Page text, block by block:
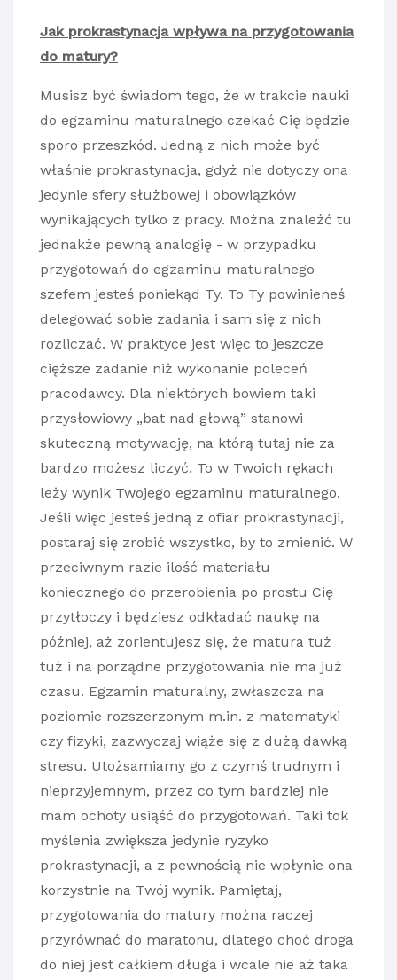
Jak prokrastynacja wpływa na przygotowania
do matury?
Musisz być świadom tego, że w trakcie nauki
do egzaminu maturalnego czekać Cię będzie
sporo przeszkód. Jedną z nich może być
właśnie prokrastynacja, gdyż nie dotyczy ona
jedynie sfery służbowej i obowiązków
wynikających tylko z pracy. Można znaleźć tu
jednakże pewną analogię - w przypadku
przygotowań do egzaminu maturalnego
szefem jesteś poniekąd Ty. To Ty powinieneś
delegować sobie zadania i sam się z nich
rozliczać. W praktyce jest więc to jeszcze
cięższe zadanie niż wykonanie poleceń
pracodawcy. Dla niektórych bowiem taki
przysłowiowy „bat nad głową” stanowi
skuteczną motywację, na którą tutaj nie za
bardzo możesz liczyć. To w Twoich rękach
leży wynik Twojego egzaminu maturalnego.
Jeśli więc jesteś jedną z ofiar prokrastynacji,
postaraj się zrobić wszystko, by to zmienić. W
przeciwnym razie ilość materiału
koniecznego do przerobienia po prostu Cię
przytłoczy i będziesz odkładać naukę na
później, aż zorientujesz się, że matura tuż
tuż i na porządne przygotowania nie ma już
czasu. Egzamin maturalny, zwłaszcza na
poziomie rozszerzonym m.in. z matematyki
czy fizyki, zazwyczaj wiąże się z dużą dawką
stresu. Utożsamiamy go z czymś trudnym i
nieprzyjemnym, przez co tym bardziej nie
mam ochoty usiąść do przygotowań. Taki tok
myślenia zwiększa jedynie ryzyko
prokrastynacji, a z pewnością nie wpłynie ona
korzystnie na Twój wynik. Pamiętaj,
przygotowania do matury można raczej
przyrównać do maratonu, dlatego choć droga
do niej jest całkiem długa i wcale nie aż taka